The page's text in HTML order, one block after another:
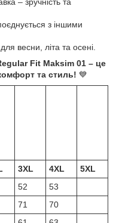
з іншими
весни, літа та осені.
Fit Maksim 01 – це
та стиль! 💙
3XL 4XL
5XL
52
53
71
70